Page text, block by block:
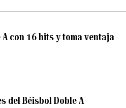
con 16 hits y toma ventaja
del Béisbol Doble A